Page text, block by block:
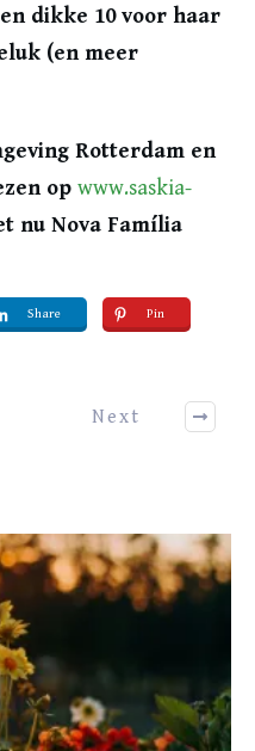
dikke 10 voor haar
(en meer
Rotterdam en
op www.saskia-
nu Nova Família
Share Pin
Next